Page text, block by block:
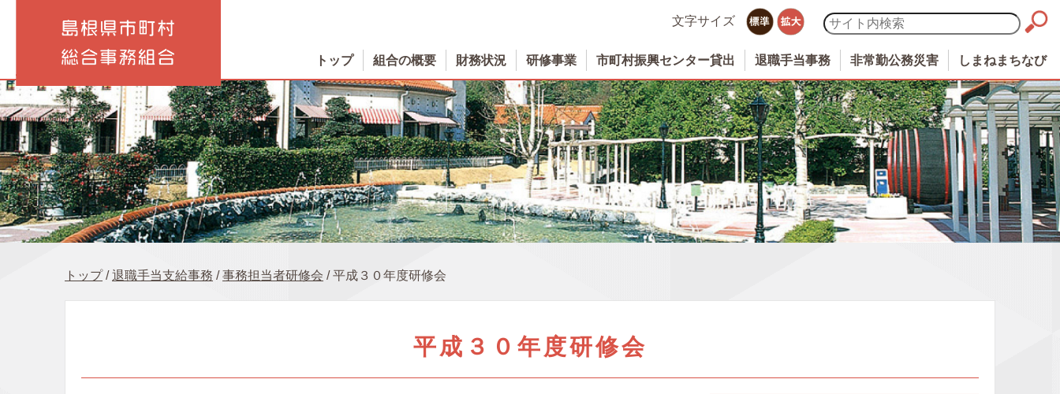
文字サイズ
トップ 組合の概要 財務状況 研修事業 市町村振興センター貸出 退職手当事務 非常勤公務災害 しまねまちなび
現
トップ/退職手当支給事務 /事務担当者研修会 /平成３０年度研修会
平成３０年度研修会